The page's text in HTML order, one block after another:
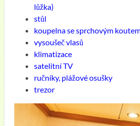
lůžka)
stůl
koupelna se sprchovým
vysoušeč vlasů
klimatizace
satelitní TV
ručníky, plážové osušky
trezor